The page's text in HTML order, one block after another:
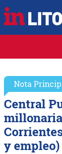
Nota
Central
y empleo)